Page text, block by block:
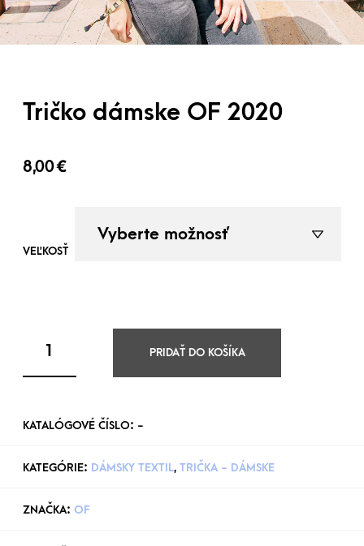
Tričko dámske OF 2020
8,00€
VEĽKOSŤ
PRIDAŤ DO KOŠÍKA
KATALÓGOVÉ ČÍSLO: -
KATEGÓRIE: DÁMSKY TEXTIL, TRIČKA - DÁMSKE
ZNAČKA: OF